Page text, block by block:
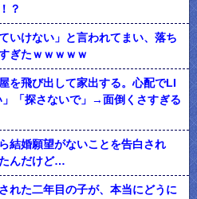
？
いけない」と言われてまい、落ち
ぎたｗｗｗｗｗ
を飛び出して家出する。心配でLI
「探さないで」→面倒くさすぎる
結婚願望がないことを告白され
んだけど…
れた二年目の子が、本当にどうに